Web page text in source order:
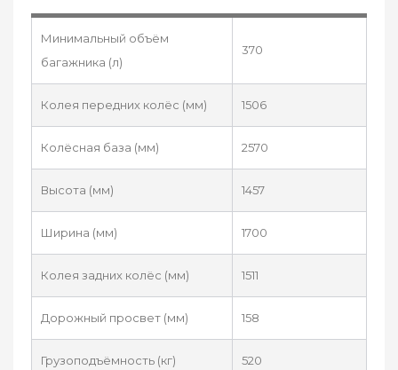
Минимальный объём
багажника (л)
370
Колея передних колёс (мм) 1506
Колёсная база (мм) 2570
Высота (мм) 1457
Ширина (мм) 1700
Колея задних колёс (мм) 1511
Дорожный просвет (мм) 158
Грузоподъёмность (кг) 520